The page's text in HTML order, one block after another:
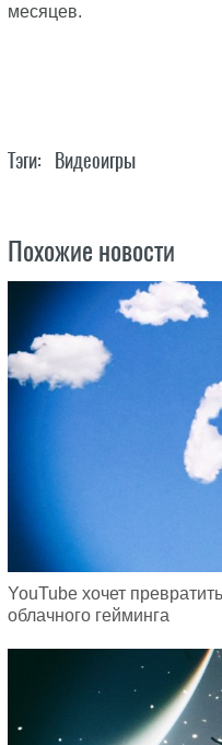
месяцев.
Тэги: Видеоигры
Похожие новости
YouTube хочет
облачного гейминга